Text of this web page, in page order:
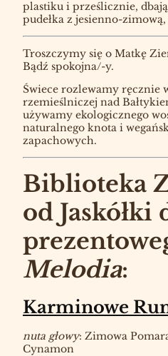
plastiku i prześlicznie,
pudełka z jesienno-
Troszczymy się o Matkę
Bądź spokojna/-y.
Świece rozlewamy ręcznie
rzemieślniczej nad
używamy ekologicznego
naturalnego knota i
zapachowych.
Biblioteka
od Jaskółki
Melodia:
Karminowe
nuta głowy: Zimowa
Cynamon